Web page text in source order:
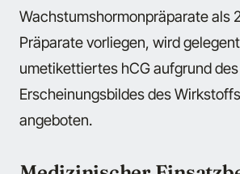
Wachstumshormonpräparate als
Präparate vorliegen, wird
umetikettiertes hCG aufgrund
Erscheinungsbildes des
angeboten.